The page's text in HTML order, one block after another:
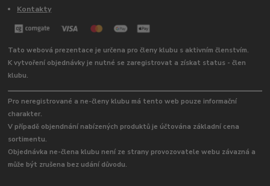
Kontakty
Tato webová prezentace je určena pro členy klubu s aktivním členstvím.
K vytvoření objednávky je nutné se zaregistrovat a získat status - člen
klubu.
Pro neregistrované a ne-členy klubu má tento web pouze informační
charakter.
V případě objendnání nabízených produktů je účtována základní cena
sortimentu.
Objednávka ne-člena klubu není ze strany provozovatele webu závazná a
může být zrušena bez udání důvodu.